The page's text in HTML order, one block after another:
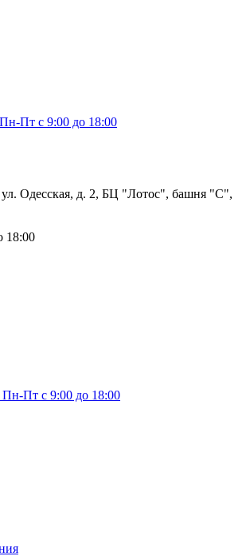
Пн-Пт c 9:00 до 18:00
ул. Одесская, д. 2, БЦ "Лотос", башня "С",
18:00
Пн-Пт c 9:00 до 18:00